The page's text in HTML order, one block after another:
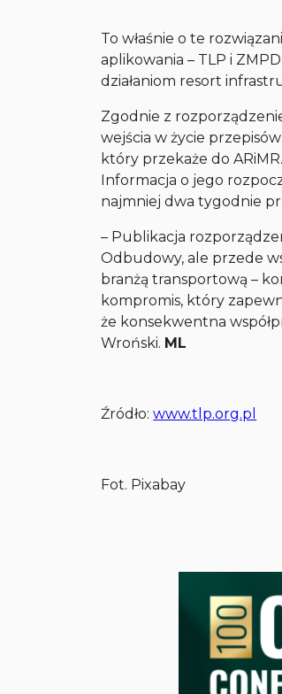
To właśnie o te
aplikowania – TLP i
działaniom resort
Zgodnie z
wejścia w życie
który przekaże do
Informacja o jego
najmniej dwa tygodnie
– Publikacja
Odbudowy, ale przede
branżą transportową –
kompromis, który
że konsekwentna
Wroński. ML
Źródło:www.tlp.org.pl
Fot. Pixabay